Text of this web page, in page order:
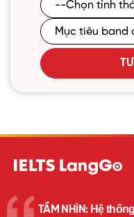
TẦM NHÌN:Hệ